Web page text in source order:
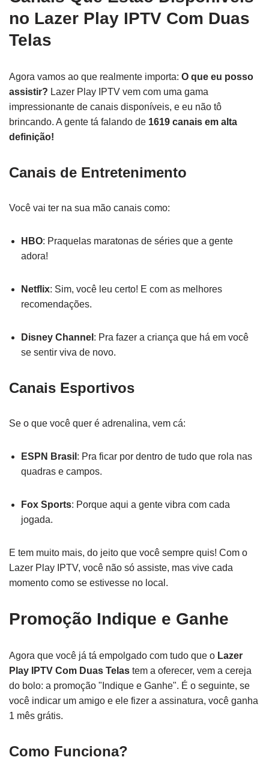
no Lazer Play IPTV Com Duas
Telas
Agora vamos ao que realmente importa: O que eu posso
assistir? Lazer Play IPTV vem com uma gama
impressionante de canais disponíveis, e eu não tô
brincando. A gente tá falando de 1619 canais em alta
definição!
Canais de Entretenimento
Você vai ter na sua mão canais como:
HBO: Praquelas maratonas de séries que a gente
adora!
Netflix: Sim, você leu certo! E com as melhores
recomendações.
Disney Channel : Pra fazer a criança que há em você
se sentir viva de novo.
Canais Esportivos
Se o que você quer é adrenalina, vem cá:
ESPN Brasil : Pra ficar por dentro de tudo que rola nas
quadras e campos.
Fox Sports: Porque aqui a gente vibra com cada
jogada.
E tem muito mais, do jeito que você sempre quis! Com o
Lazer Play IPTV, você não só assiste, mas vive cada
momento como se estivesse no local.
Promoção Indique e Ganhe
Agora que você já tá empolgado com tudo que o Lazer
Play IPTV Com Duas Telas tem a oferecer, vem a cereja
do bolo: a promoção "Indique e Ganhe". É o seguinte, se
você indicar um amigo e ele fizer a assinatura, você ganha
1 mês grátis.
Como Funciona?